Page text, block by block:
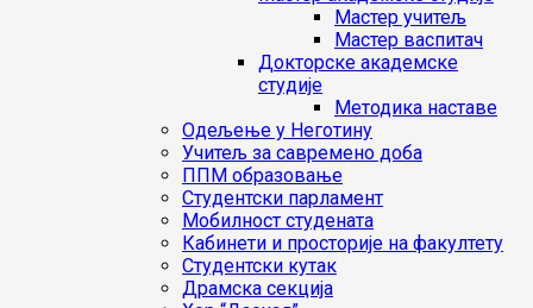
Мастер учитељ
Мастер васпитач
Докторске академске
студије
Методика наставе
Одељење у Неготину
Учитељ за савремено доба
ППМ образовање
Студентски парламент
Мобилност студената
Кабинети и просторије на факултету
Студентски кутак
Драмска секција